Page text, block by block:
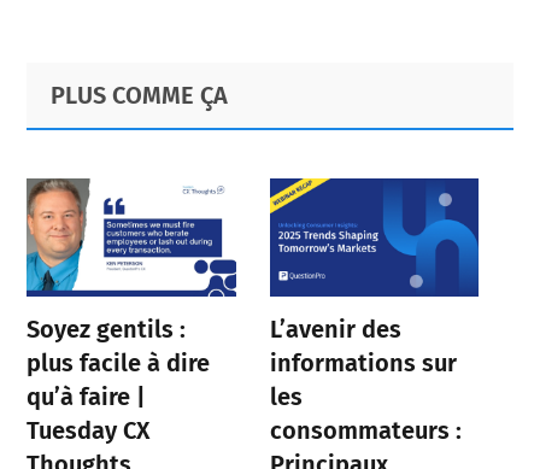
Primary
Sidebar
Footer
PLUS COMME ÇA
Soyez gentils :
plus facile à dire
qu’à faire |
Tuesday CX
L’avenir des
informations sur
les
consommateurs :